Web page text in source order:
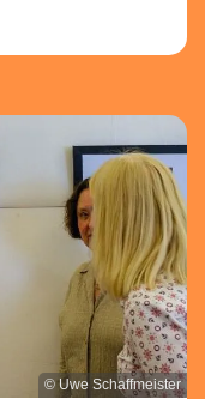
© Uwe Schaffmeister